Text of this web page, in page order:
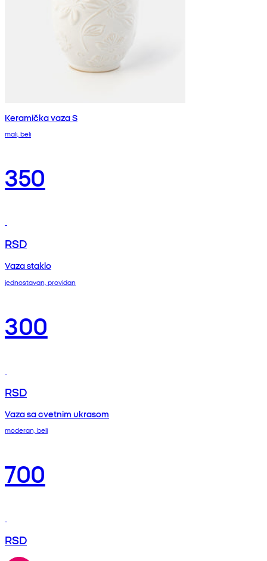
Keramička vaza S
mali, beli
350
RSD
Vaza staklo
jednostavan, providan
300
RSD
Vaza sa cvetnim ukrasom
moderan, beli
700
RSD